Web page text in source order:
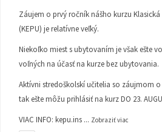
Záujem o prvý ročník nášho kurzu
(KEPU) je relatívne veľký.
Niekoľko miest s ubytovaním je však ešte
voľných na účasť na kurze bez ubytovania.
Aktívni stredoškolskí učitelia so záujmom
tak ešte môžu prihlásiť na kurz DO 23.
VIAC INFO: kepu.ins ... Zobraziť viac